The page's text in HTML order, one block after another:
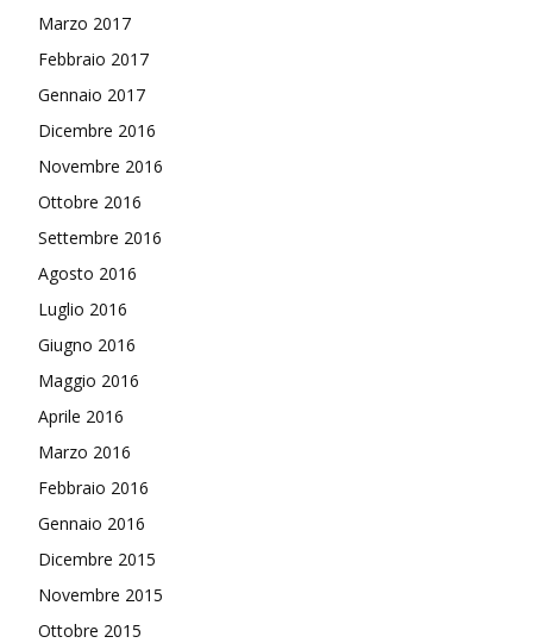
Marzo 2017
Febbraio 2017
Gennaio 2017
Dicembre 2016
Novembre 2016
Ottobre 2016
Settembre 2016
Agosto 2016
Luglio 2016
Giugno 2016
Maggio 2016
Aprile 2016
Marzo 2016
Febbraio 2016
Gennaio 2016
Dicembre 2015
Novembre 2015
Ottobre 2015